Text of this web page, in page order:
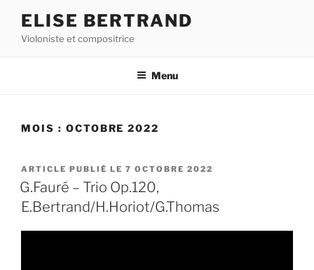
contenu
ELISE BERTRAND
Violoniste et compositrice
Menu
MOIS : OCTOBRE 2022
PUBLIÉ
LE
7 OCTOBRE 2022
G.Fauré – Trio Op.120,
E.Bertrand/H.Horiot/G.Thomas